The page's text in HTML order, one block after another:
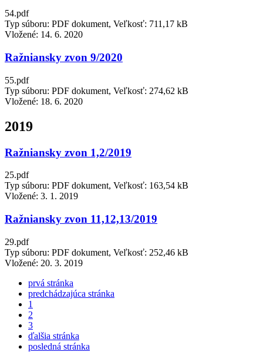
54.pdf
Typ súboru: PDF dokument, Veľkosť: 711,17 kB
Vložené: 14. 6. 2020
Ražniansky zvon 9/2020
55.pdf
Typ súboru: PDF dokument, Veľkosť: 274,62 kB
Vložené: 18. 6. 2020
2019
Ražniansky zvon 1,2/2019
25.pdf
Typ súboru: PDF dokument, Veľkosť: 163,54 kB
Vložené: 3. 1. 2019
Ražniansky zvon 11,12,13/2019
29.pdf
Typ súboru: PDF dokument, Veľkosť: 252,46 kB
Vložené: 20. 3. 2019
prvá stránka
predchádzajúca stránka
1
2
3
ďalšia stránka
posledná stránka